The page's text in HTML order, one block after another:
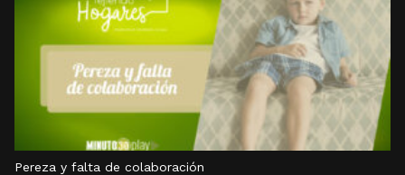
Pereza y falta de colaboración